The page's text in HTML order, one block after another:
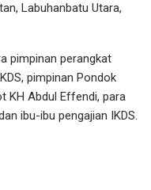
Labuhanbatu Utara,
pimpinan perangkat
pimpinan Pondok
KH Abdul Effendi, para
ibu-ibu pengajian IKDS.